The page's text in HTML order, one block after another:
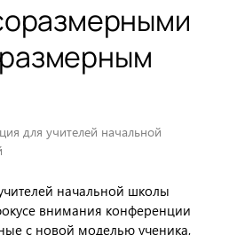
для учителей начальной
начальной школы
внимания конференции
с новой моделью ученика,